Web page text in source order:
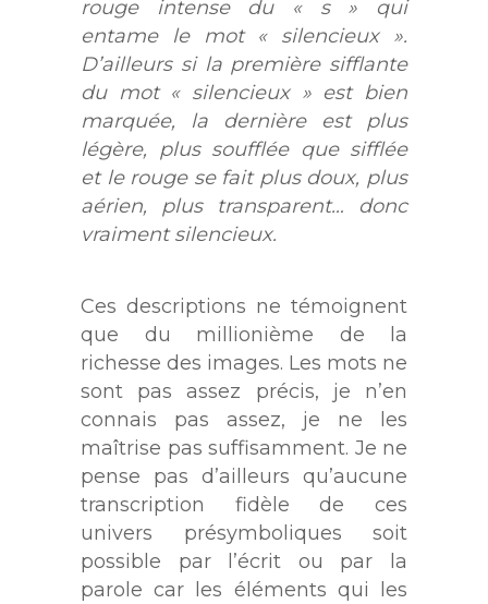
rouge intense du « s » qui
entame le mot « silencieux ».
D’ailleurs si la première sifflante
du mot « silencieux » est bien
marquée, la dernière est plus
légère, plus soufflée que sifflée
et le rouge se fait plus doux, plus
aérien, plus transparent… donc
vraiment silencieux.
Ces descriptions ne témoignent
que du millionième de la
richesse des images. Les mots ne
sont pas assez précis, je n’en
connais pas assez, je ne les
maîtrise pas suffisamment. Je ne
pense pas d’ailleurs qu’aucune
transcription fidèle de ces
univers présymboliques soit
possible par l’écrit ou par la
parole car les éléments qui les